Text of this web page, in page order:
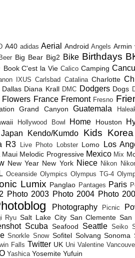
A40 adidas Aerial Android Angels Armin
Beer Big Bear Big2 Bike Birthdays
Book C'est la Vie Calico Camping
IXUS Carlsbad Catalina Charlotte
Dallas Diana Krall DMC Dodgers Dogs
Flowers France Fremont Fresno
Grand Canyon Guatemala
Hollywood Bowl Home Houston
Japan Kendo/Kumdo Kids Korea
R3 Live Photo Lobster Lomo Los
Maui Melodic Progressive Mexico Mix
New Year New York Niece Nikon
Oceanside Olympics Olympus TG-4
Lumix Panglao Pantages Paris
Photo 2003 Photo 2004 Photo
Photography Picnic
Ryu Salt Lake City San Clemente San
Scuba Seafood Seattle Seiko
Snorkle Snow Sofitel Solvang Sonoma
Falls Twitter UK Uni Valentine
Yashica Yosemite Yufuin